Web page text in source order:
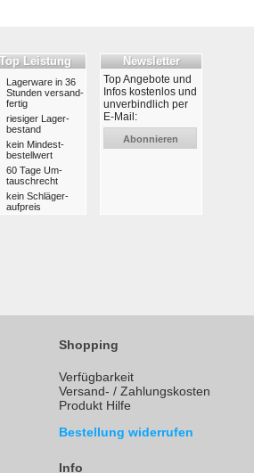
Top Leistung
Lagerware in 36
Stunden ver­sand­
fertig
riesiger Lager­
bestand
kein Mindest­
bestell­wert
60 Tage Um­
tausch­recht
kein Schläger­
aufpreis
Newsletter
Top Angebote und
Infos kostenlos und
unverbindlich per
E-Mail:
Abonnieren
Shopping
Verfügbarkeit
Versand- / Zahlungskosten
Produkt Hilfe
Bestellung widerrufen
Info